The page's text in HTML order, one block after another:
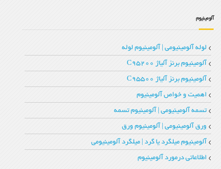
آلومینیوم
لوله آلومینیومی | آلومینیوم لوله
آلومینیوم برنز آلیاژ C95200
آلومینیوم برنز آلیاژ C95500
اهمیت و خواص آلومینیوم
تسمه آلومینیومی | آلومینیوم تسمه
ورق آلومینیومی | آلومینیوم ورق
آلومینیوم میلگرد یا گرد | میلگرد آلومینیومی
اطلاعاتی درمورد آلومینیوم